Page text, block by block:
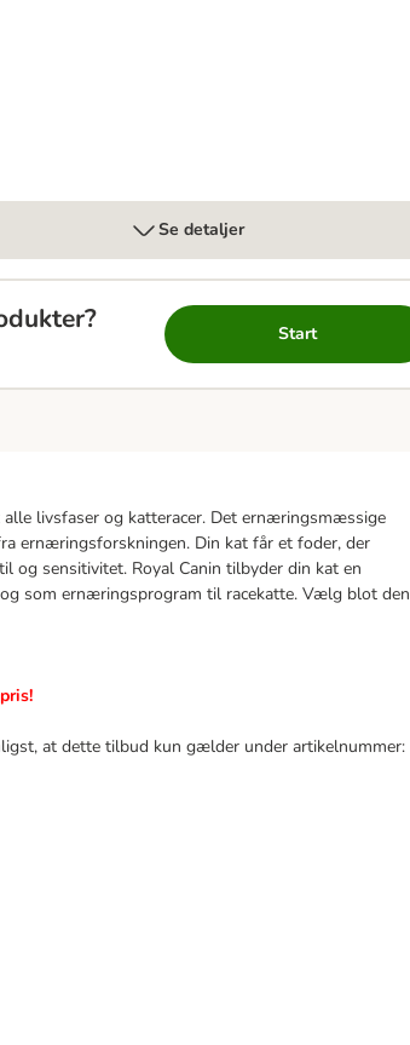
Se detaljer
Start
livsfaser og katteracer. Det ernæringsmæssige
ernæringsforskningen. Din kat får et foder, der
og sensitivitet. Royal Canin tilbyder din kat en
som ernæringsprogram til racekatte. Vælg blot den
at dette tilbud kun gælder under artikelnummer: